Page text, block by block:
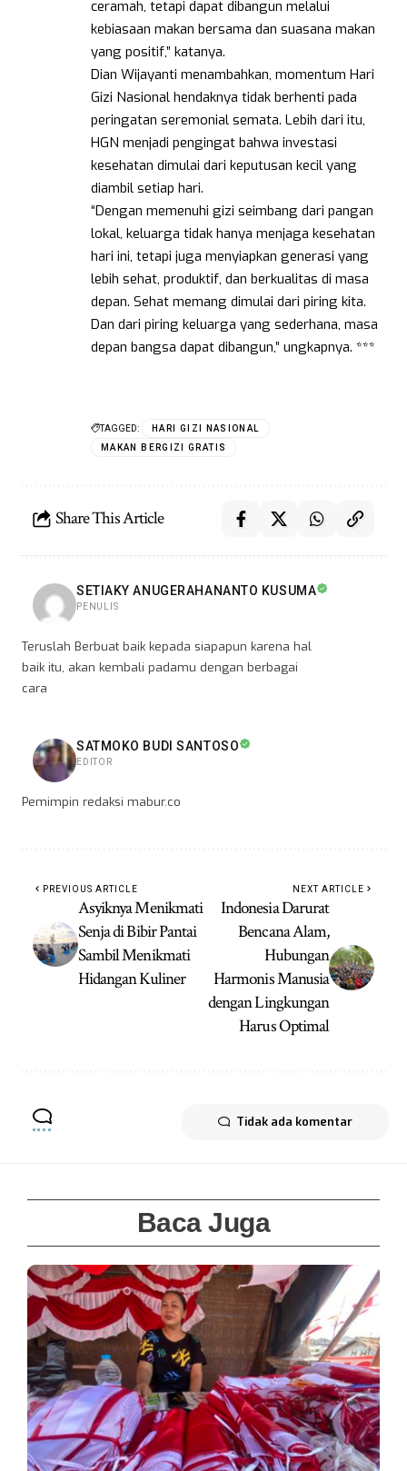
ceramah, tetapi dapat dibangun melalui
kebiasaan makan bersama dan suasana makan
yang positif,” katanya.
Dian Wijayanti menambahkan, momentum Hari
Gizi Nasional hendaknya tidak berhenti pada
peringatan seremonial semata. Lebih dari itu,
HGN menjadi pengingat bahwa investasi
kesehatan dimulai dari keputusan kecil yang
diambil setiap hari.
“Dengan memenuhi gizi seimbang dari pangan
lokal, keluarga tidak hanya menjaga kesehatan
hari ini, tetapi juga menyiapkan generasi yang
lebih sehat, produktif, dan berkualitas di masa
depan. Sehat memang dimulai dari piring kita.
Dan dari piring keluarga yang sederhana, masa
depan bangsa dapat dibangun,” ungkapnya. ***
TAGGED:
HARI GIZI NASIONAL
MAKAN BERGIZI GRATIS
Share This Article
SETIAKY ANUGERAHANANTO KUSUMA
PENULIS
Teruslah Berbuat baik kepada siapapun karena hal
baik itu, akan kembali padamu dengan berbagai
cara
SATMOKO BUDI SANTOSO
EDITOR
Pemimpin redaksi mabur.co
PREVIOUS ARTICLE
Asyiknya Menikmati
Senja di Bibir Pantai
Sambil Menikmati
Hidangan Kuliner
NEXT ARTICLE
Indonesia Darurat
Bencana Alam,
Hubungan
Harmonis Manusia
dengan Lingkungan
Harus Optimal
Tidak ada komentar
Baca Juga